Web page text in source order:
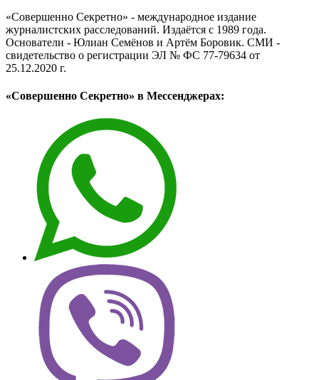
«Совершенно Секретно» - международное издание
журналистских расследований. Издаётся с 1989 года.
Основатели - Юлиан Семёнов и Артём Боровик. CМИ -
свидетельство о регистрации ЭЛ № ФС 77-79634 от
25.12.2020 г.
«Совершенно Секретно» в Мессенджерах: